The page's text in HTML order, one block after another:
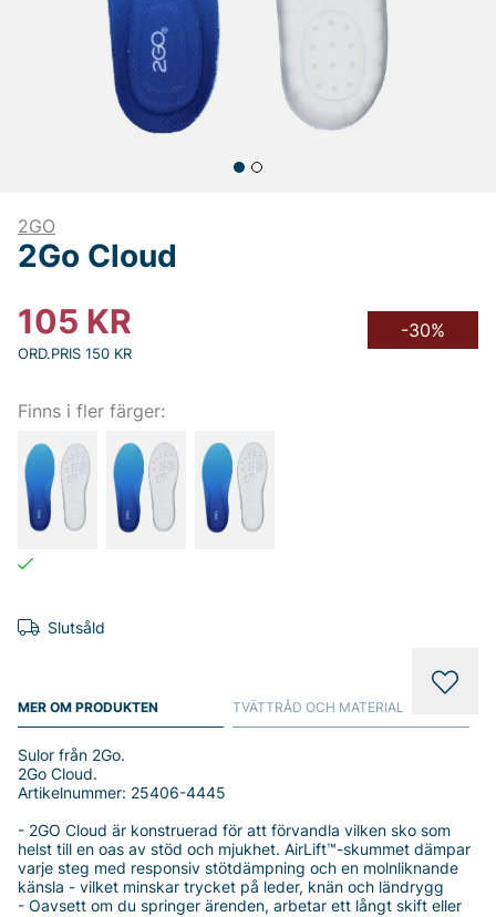
2GO
2Go Cloud
105 KR
ORD.PRIS 150 KR
-30%
Finns i fler färger:
Slutsåld
MER OM PRODUKTEN
Sulor från 2Go.
2Go Cloud.
Artikelnummer: 25406-4445
- 2GO Cloud är konstruerad för att förvandla vilken sko som
helst till en oas av stöd och mjukhet. AirLift™-skummet dämpar
varje steg med responsiv stötdämpning och en molnliknande
känsla - vilket minskar trycket på leder, knän och ländrygg
- Oavsett om du springer ärenden, arbetar ett långt skift eller
TVÄTTRÅD OCH MATERIAL